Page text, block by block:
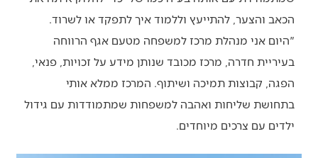
הכאב והצער, להתייעץ וללמוד איך לתפקד או לשרוד.
"היום אני מנהלת מרכז למשפחה מטעם אגף הרווחה
בעיריית חדרה, מרכז מכובד שנותן מידע על זכויות, פנאי,
הפגה, קבוצות תמיכה ושיתוף. המרכז ממלא אותי
בתחושת שליחות ואהבה למשפחות שמתמודדות עם גידול
ילדים עם צרכים מיוחדים.